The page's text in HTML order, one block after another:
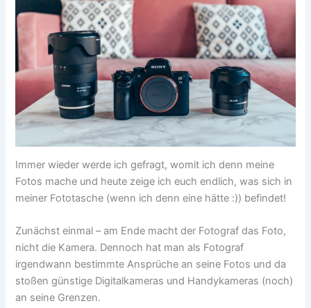
Immer wieder werde ich gefragt, womit ich denn meine
Fotos mache und heute zeige ich euch endlich, was sich in
meiner Fototasche (wenn ich denn eine hätte :)) befindet!
Zunächst einmal – am Ende macht der Fotograf das Foto,
nicht die Kamera. Dennoch hat man als Fotograf
irgendwann bestimmte Ansprüche an seine Fotos und da
stoßen günstige Digitalkameras und Handykameras (noch)
an seine Grenzen.